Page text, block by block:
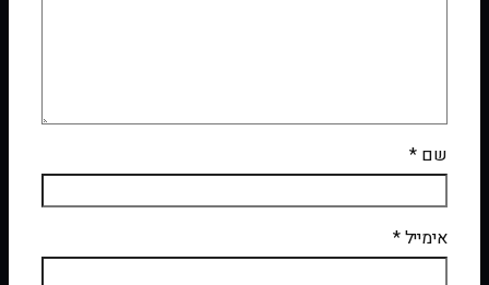
שם *
אימייל*